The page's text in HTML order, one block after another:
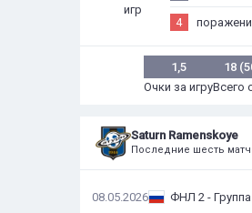
игр
4
1,5
Очки за игру
18
Всего
Saturn Ramenskoye
Последние шесть
08.05.2026 ФНЛ 2 - Группа